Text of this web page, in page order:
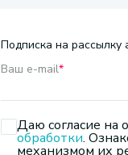
Подписка на рассылку
Ваш e-mail*
Даю согласие на
обработки.
механизмом их